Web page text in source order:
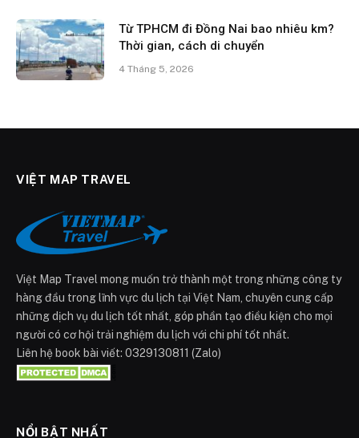
Từ TPHCM đi Đồng Nai bao nhiêu km?
Thời gian, cách di chuyển
4 Tháng 5, 2026
VIỆT MAP TRAVEL
Việt Map Travel mong muốn trở thành một trong những công ty
hàng đầu trong lĩnh vực du lịch tại Việt Nam, chuyên cung cấp
những dịch vụ du lịch tốt nhất, góp phần tạo điều kiện cho mọi
người có cơ hội trải nghiệm du lịch với chi phí tốt nhất.
Liên hệ book bài viết: 0329130811 (Zalo)
NỔI BẬT NHẤT